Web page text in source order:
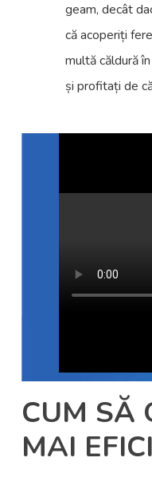
geam, decât
că acoperiți
multă căldură
și profitați de
CUM SĂ
MAI